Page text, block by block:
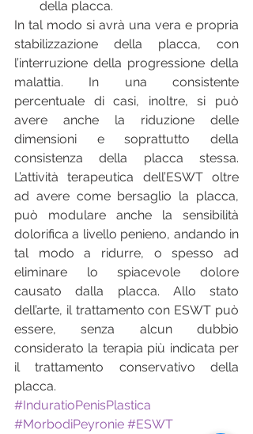
della placca.
In tal modo si avrà una vera e propria
stabilizzazione della placca, con
l’interruzione della progressione della
malattia. In una consistente
percentuale di casi, inoltre, si può
avere anche la riduzione delle
dimensioni e soprattutto della
consistenza della placca stessa.
L’attività terapeutica dell’ESWT oltre
ad avere come bersaglio la placca,
può modulare anche la sensibilità
dolorifica a livello penieno, andando in
tal modo a ridurre, o spesso ad
eliminare lo spiacevole dolore
causato dalla placca. Allo stato
dell’arte, il trattamento con ESWT può
essere, senza alcun dubbio
considerato la terapia più indicata per
il trattamento conservativo della
placca.
#InduratioPenisPlastica
#MorbodiPeyronie #ESWT